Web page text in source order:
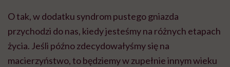
O tak, w dodatku syndrom pustego gniazda
przychodzi do nas, kiedy jesteśmy na różnych etapach
życia. Jeśli późno zdecydowałyśmy się na
macierzyństwo, to będziemy w zupełnie innym wieku